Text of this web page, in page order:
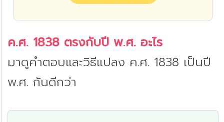
ค.ศ. 1838 ตรงกับปี พ.ศ. อะไร
มาดูคำตอบและวิธีแปลง ค.ศ. 1838 เป็นปี
พ.ศ. กันดีกว่า